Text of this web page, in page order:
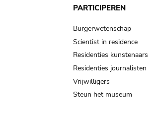
PARTICIPEREN
Burgerwetenschap
Scientist in residence
Residenties kunstenaars
Residenties journalisten
Vrijwilligers
Steun het museum